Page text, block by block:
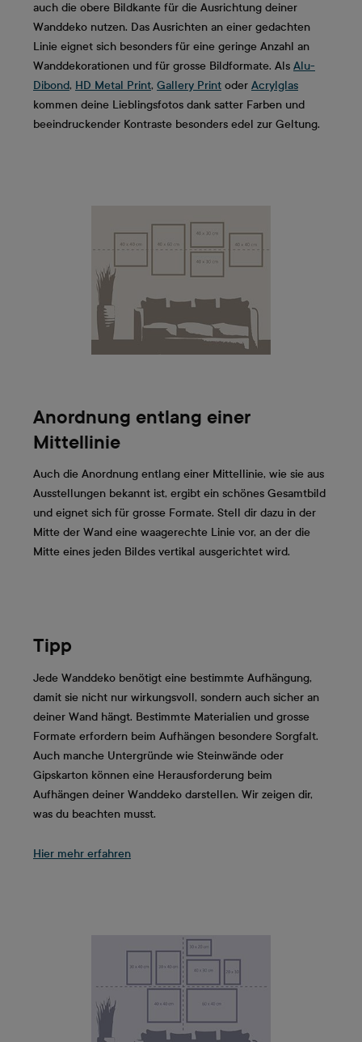
auch die obere Bildkante für die Ausrichtung deiner
Wanddeko nutzen. Das Ausrichten an einer gedachten
Linie eignet sich besonders für eine geringe Anzahl an
Wanddekorationen und für grosse Bildformate. Als Alu-
Dibond, HD Metal Print, Gallery Print oder Acrylglas
kommen deine Lieblingsfotos dank satter Farben und
beeindruckender Kontraste besonders edel zur Geltung.
Anordnung entlang einer
Mittellinie
Auch die Anordnung entlang einer Mittellinie, wie sie aus
Ausstellungen bekannt ist, ergibt ein schönes Gesamtbild
und eignet sich für grosse Formate. Stell dir dazu in der
Mitte der Wand eine waagerechte Linie vor, an der die
Mitte eines jeden Bildes vertikal ausgerichtet wird.
Tipp
Jede Wanddeko benötigt eine bestimmte Aufhängung,
damit sie nicht nur wirkungsvoll, sondern auch sicher an
deiner Wand hängt. Bestimmte Materialien und grosse
Formate erfordern beim Aufhängen besondere Sorgfalt.
Auch manche Untergründe wie Steinwände oder
Gipskarton können eine Herausforderung beim
Aufhängen deiner Wanddeko darstellen. Wir zeigen dir,
was du beachten musst.
Hier mehr erfahren